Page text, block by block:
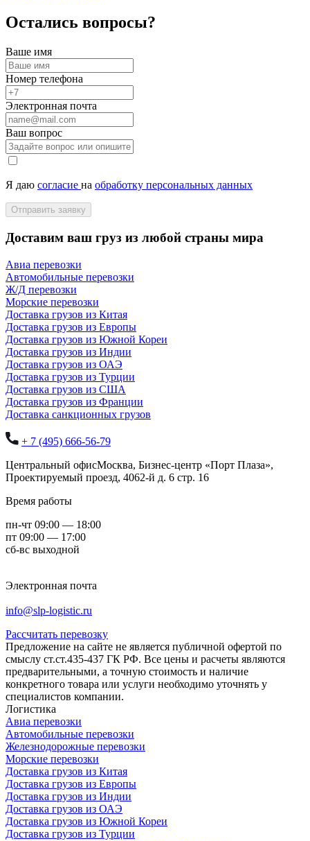
Остались вопросы?
Ваше имя
Номер телефона
Электронная почта
Ваш вопрос
Я даю согласие на обработку персональных данных
Отправить заявку
Доставим ваш груз из любой страны мира
Авиа перевозки
Автомобильные перевозки
Ж/Д перевозки
Морские перевозки
Доставка грузов из Китая
Доставка грузов из Европы
Доставка грузов из Южной Кореи
Доставка грузов из Индии
Доставка грузов из ОАЭ
Доставка грузов из Турции
Доставка грузов из США
Доставка грузов из Франции
Доставка санкционных грузов
+ 7 (495) 666-56-79
Центральный офисМосква, Бизнес-центр «Порт Плаза»,
Проектируемый проезд, 4062-й д. 6 стр. 16
Время работы
пн-чт 09:00 — 18:00
пт 09:00 — 17:00
сб-вс выходной
Электронная почта
info@slp-logistic.ru
Рассчитать перевозку
Предложение на сайте не является публичной офертой по
смыслу ст.ст.435-437 ГК РФ. Все цены и расчеты являются
предварительными, а точную стоимость и наличие
конкретного товара или услуги необходимо уточнять у
специалистов компании.
Логистика
Авиа перевозки
Автомобильные перевозки
Железнодорожные перевозки
Морские перевозки
Доставка грузов из Китая
Доставка грузов из Европы
Доставка грузов из Индии
Доставка грузов из ОАЭ
Доставка грузов из Южной Кореи
Доставка грузов из Турции